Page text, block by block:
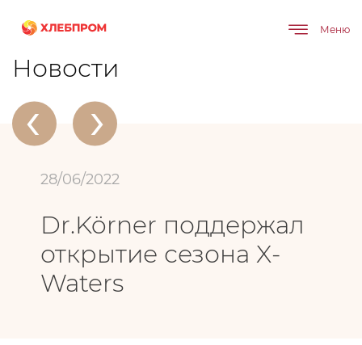
Меню
Главная О компании Dr.Körner поддержал открытие сезона X-Waters
Новости
‹ ›
28/06/2022
Dr.Körner поддержал
открытие сезона X-
Waters